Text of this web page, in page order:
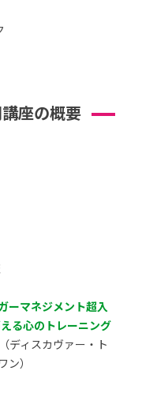
座の概要
ーマネジメント超入
る心のトレーニング
ディスカヴァー・ト
ン）